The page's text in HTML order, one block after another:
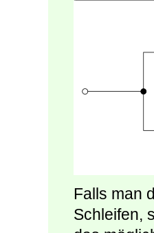
Falls man
Schleifen,